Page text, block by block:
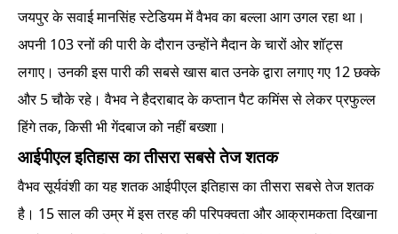
जयपुर के सवाई मानसिंह स्टेडियम में वैभव का बल्ला आग उगल रहा था।
अपनी 103 रनों की पारी के दौरान उन्होंने मैदान के चारों ओर शॉट्स
लगाए। उनकी इस पारी की सबसे खास बात उनके द्वारा लगाए गए 12 छक्के
और 5 चौके रहे। वैभव ने हैदराबाद के कप्तान पैट कमिंस से लेकर प्रफुल्ल
हिंगे तक, किसी भी गेंदबाज को नहीं बख्शा।
आईपीएल इतिहास का तीसरा सबसे तेज शतक
वैभव सूर्यवंशी का यह शतक आईपीएल इतिहास का तीसरा सबसे तेज शतक
है। 15 साल की उम्र में इस तरह की परिपक्वता और आक्रामकता दिखाना